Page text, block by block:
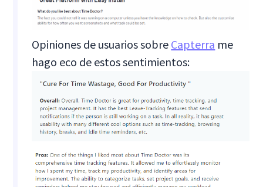
Opiniones de usuarios sobre Capterra me
hago eco de estos sentimientos: